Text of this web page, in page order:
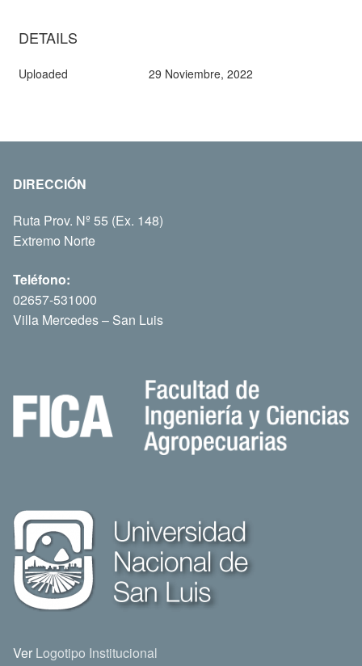
DETAILS
Uploaded 29 Noviembre, 2022
DIRECCIÓN
Ruta Prov. Nº 55 (Ex. 148)
Extremo Norte
Teléfono:
02657-531000
Villa Mercedes – San Luis
Ver Logotipo Institucional